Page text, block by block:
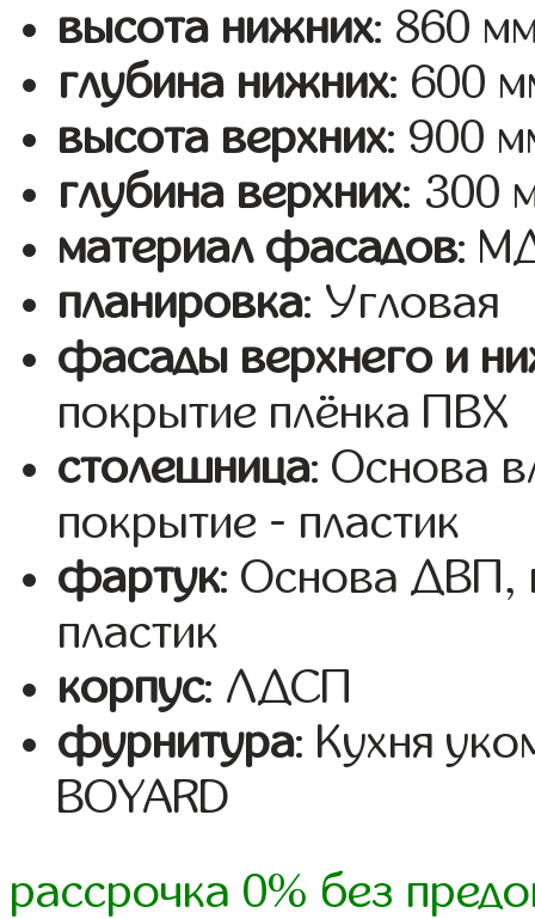
высота нижних: 860
глубина нижних: 600
высота верхних: 900
глубина верхних: 300
материал фасадов:
планировка: Угловая
фасады верхнего и
покрытие плёнка ПВХ
столешница: Основа
покрытие - пластик
фартук: Основа ДВП,
пластик
корпус: ЛДСП
фурнитура: Кухня
BOYARD
рассрочка 0% без